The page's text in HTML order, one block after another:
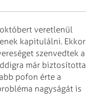
veretlenül
kapitulálni. Ekkor
szenvedtek a
már biztosította
pofon érte a
nagyságát is